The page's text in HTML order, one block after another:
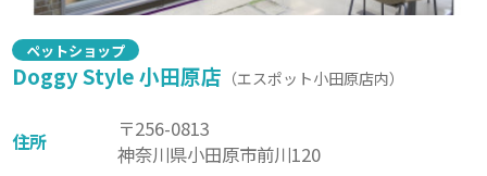
ペットショップ
Doggy Style 小田原店 （エスポット小田原店内）
住所
〒256-0813
神奈川県小田原市前川120